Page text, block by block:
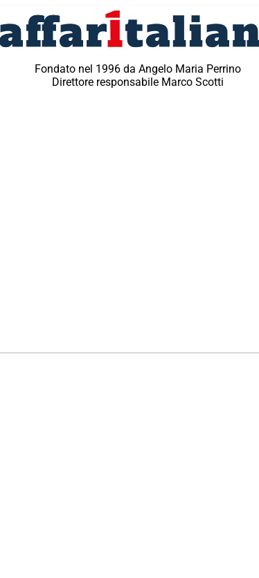
Fondato nel 1996 da Angelo Maria Perrino
Direttore responsabile Marco Scotti